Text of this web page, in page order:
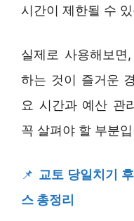
시간이 제한될 수
실제로 사용해보
하는 것이 즐거운
요 시간과 예산 관
꼭 살펴야 할 부분
📌 교토 당일치기
스 총정리